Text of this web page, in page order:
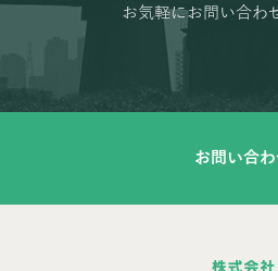
お気軽にお問い合わ
お問い合わ